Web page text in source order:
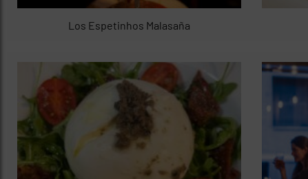
Los Espetinhos Malasaña